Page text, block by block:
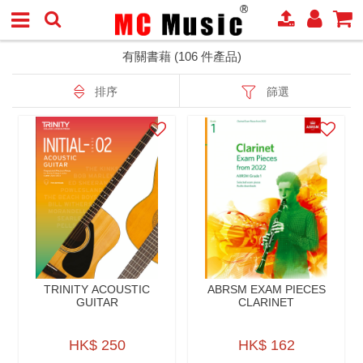
有關書藉 (106 件產品)
排序 篩選
TRINITY ACOUSTIC
GUITAR
HK$ 250
ABRSM EXAM PIECES
CLARINET
HK$ 162